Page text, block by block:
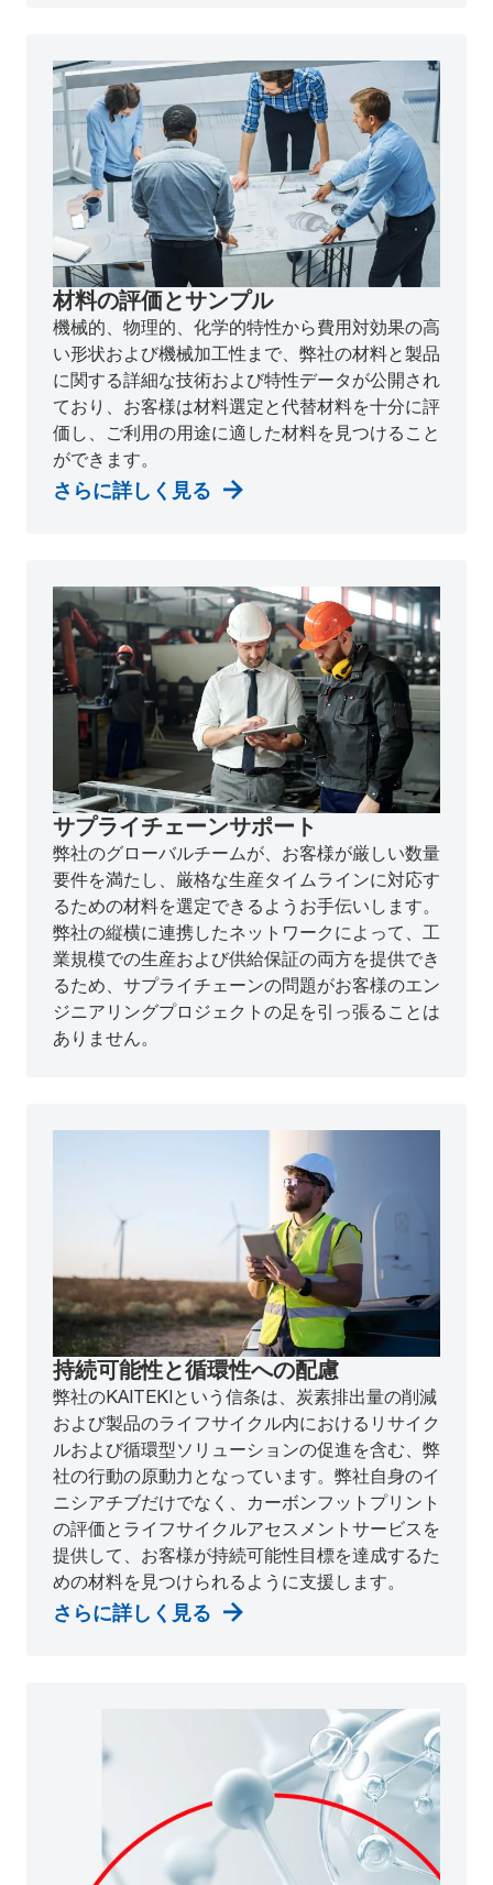
材料の評価とサンプル
機械的、物理的、化学的特性から費用対効果の高
い形状および機械加工性まで、弊社の材料と製品
に関する詳細な技術および特性データが公開され
ており、お客様は材料選定と代替材料を十分に評
価し、ご利用の用途に適した材料を見つけること
ができます。
さらに詳しく見る
サプライチェーンサポート
弊社のグローバルチームが、お客様が厳しい数量
要件を満たし、厳格な生産タイムラインに対応す
るための材料を選定できるようお手伝いします。
弊社の縦横に連携したネットワークによって、工
業規模での生産および供給保証の両方を提供でき
るため、サプライチェーンの問題がお客様のエン
ジニアリングプロジェクトの足を引っ張ることは
ありません。
持続可能性と循環性への配慮
弊社のKAITEKIという信条は、炭素排出量の削減
および製品のライフサイクル内におけるリサイク
ルおよび循環型ソリューションの促進を含む、弊
社の行動の原動力となっています。弊社自身のイ
ニシアチブだけでなく、カーボンフットプリント
の評価とライフサイクルアセスメントサービスを
提供して、お客様が持続可能性目標を達成するた
めの材料を見つけられるように支援します。
さらに詳しく見る